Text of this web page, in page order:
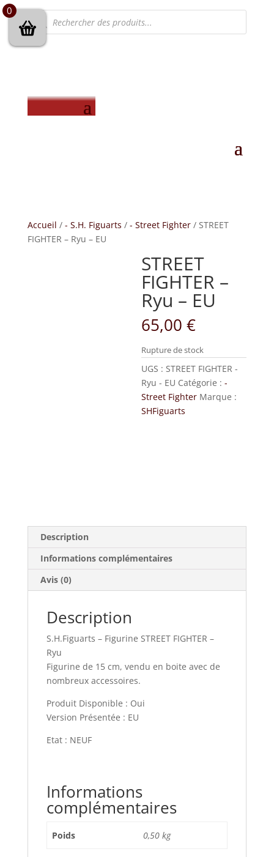
Recherche
de
produits
Accueil / - S.H. Figuarts / - Street Fighter/ STREET
FIGHTER – Ryu – EU
STREET
FIGHTER –
Ryu – EU
65,00€
Rupture de stock
UGS :STREET FIGHTER -
Ryu - EU Catégorie :-
Street Fighter Marque :
SHFiguarts
Description
Informations complémentaires
Avis (0)
Description
S.H.Figuarts – Figurine STREET FIGHTER –
Ryu
Figurine de 15 cm, vendu en boite avec de
nombreux accessoires.
Produit Disponible : Oui
Version Présentée : EU
Etat : NEUF
Informations
complémentaires
Poids 0,50 kg
0